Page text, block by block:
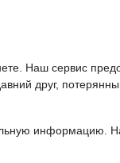
Наш сервис
друг,
информацию.